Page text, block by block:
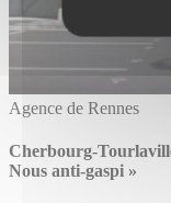
Agence de Rennes
Cherbourg-
Nous anti-gaspi »